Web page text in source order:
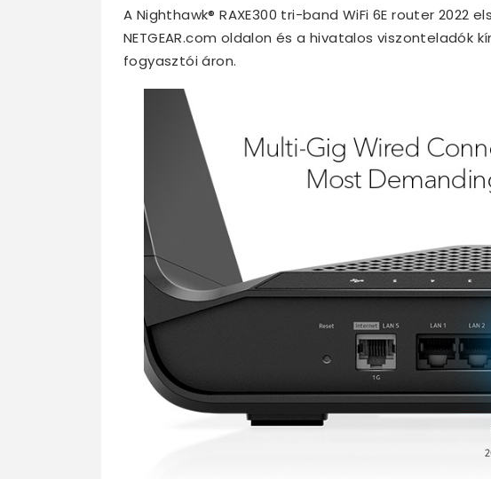
A Nighthawk® RAXE300 tri-band WiFi 6E router 2022
NETGEAR.com oldalon és a hivatalos viszonteladók
fogyasztói áron.